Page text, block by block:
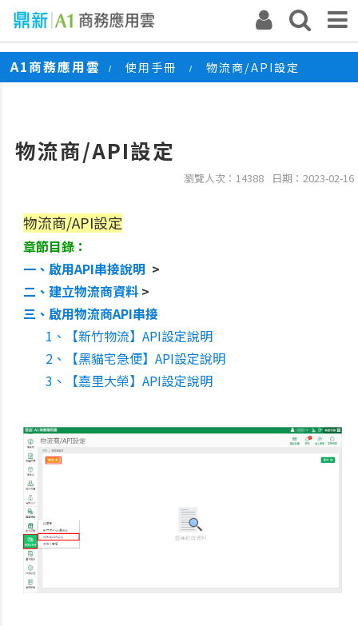
A1商務應用雲 / 使用手冊 / 物流商/API設定
物流商/API設定
瀏覽人次：14388 日期：2023-02-16
物流商/API設定
章節目錄：
一、啟用API串接說明>
二、建立物流商資料>
三、啟用物流商API串接
1、【新竹物流】API設定說明
2、【黑貓宅急便】API設定說明
3、【嘉里大榮】API設定說明